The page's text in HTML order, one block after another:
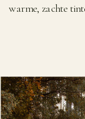
warme, zachte